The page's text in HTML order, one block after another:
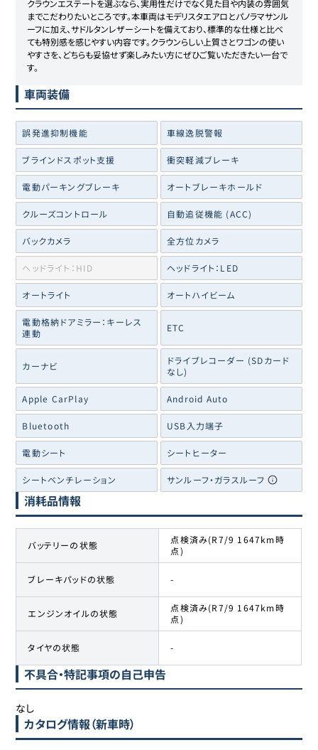
クラウンエステートを選ぶなら、実用性だけでなく見た目や内装の雰囲気
までこだわりたいところです。本車両はモデリスタエアロとパノラマサンル
ーフに加え、サドルタンレザーシートを備えており、標準的な仕様と比べ
ても特別感を感じやすい内容です。クラウンらしい上質さとワゴンの使い
やすさを、どちらも妥協せず楽しみたい方にぜひご覧いただきたい一台で
す。
車両装備
誤発進抑制機能 車線逸脱警報
ブラインドスポット支援 衝突軽減ブレーキ
電動パーキングブレーキ オートブレーキホールド
クルーズコントロール 自動追従機能 (ACC)
バックカメラ 全方位カメラ
ヘッドライト：HID ヘッドライト：LED
オートライト オートハイビーム
電動格納ドアミラー：キーレス
連動
ETC
カーナビ
ドライブレコーダー (SDカード
なし)
Apple CarPlay Android Auto
Bluetooth USB入力端子
電動シート シートヒーター
シートベンチレーション サンルーフ・ガラスルーフ
消耗品情報
バッテリーの状態
点検済み(R7/9 1647km時
点)
ブレーキパッドの状態 -
エンジンオイルの状態
点検済み(R7/9 1647km時
点)
タイヤの状態 -
不具合・特記事項の自己申告
なし
カタログ情報（新車時）